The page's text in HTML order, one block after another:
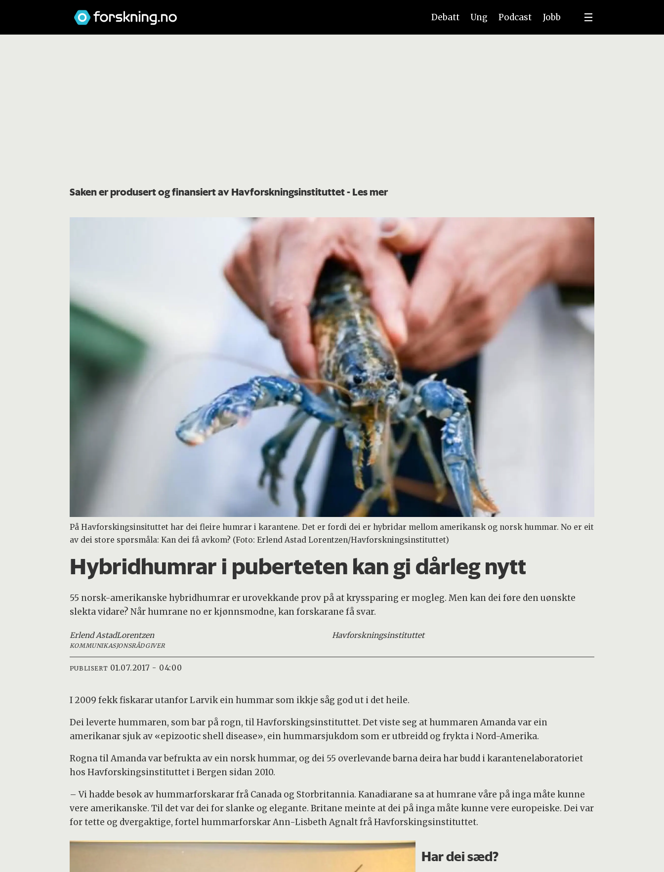
Debatt Ung Podcast Jobb
Saken er produsert og finansiert av Havforskningsinstituttet- Les mer
På Havforskingsinsituttet har dei fleire humrar i karantene. Det er fordi dei er hybridar mellom amerikansk og norsk hummar. No er eit
av dei store spørsmåla: Kan dei få avkom? (Foto: Erlend Astad Lorentzen/Havforskningsinstituttet)
Hybridhumrar i puberteten kan gi dårleg nytt
55 norsk-amerikanske hybridhumrar er urovekkande prov på at kryssparing er mogleg. Men kan dei føre den uønskte
slekta vidare? Når humrane no er kjønnsmodne, kan forskarane få svar.
Erlend AstadLorentzen
KOMMUNIKASJONSRÅDGIVER
Havforskningsinstituttet
PUBLISERT 01.07.2017 - 04:00
I 2009 fekk fiskarar utanfor Larvik ein hummar som ikkje såg god ut i det heile.
Dei leverte hummaren, som bar på rogn, til Havforskingsinstituttet. Det viste seg at hummaren Amanda var ein
amerikanar sjuk av «epizootic shell disease», ein hummarsjukdom som er utbreidd og frykta i Nord-Amerika.
Rogna til Amanda var befrukta av ein norsk hummar, og dei 55 overlevande barna deira har budd i karantenelaboratoriet
hos Havforskingsinstituttet i Bergen sidan 2010.
– Vi hadde besøk av hummarforskarar frå Canada og Storbritannia. Kanadiarane sa at humrane våre på inga måte kunne
vere amerikanske. Til det var dei for slanke og elegante. Britane meinte at dei på inga måte kunne vere europeiske. Dei var
for tette og dvergaktige, fortel hummarforskar Ann-Lisbeth Agnalt frå Havforskingsinstituttet.
Har dei sæd?